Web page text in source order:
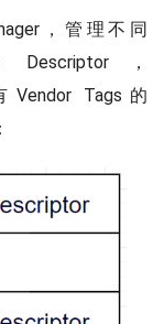
，管理不同
，
Vendor Tags的